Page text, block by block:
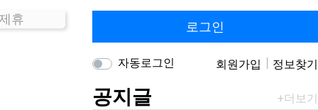
휴
로그인
자동로그인 회원가입 정보찾기
공지글